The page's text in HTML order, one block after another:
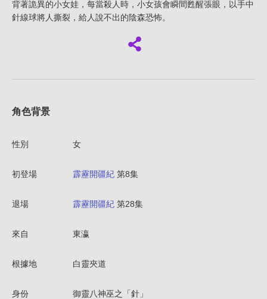
背著詭異的小女娃，每當殺人時，小女孩會瞬間甦醒張眼，以手中
針線球將人撕裂，給人說不出的陰森恐怖。
角色背景
性別 女
初登場 霹靂開疆紀 第8集
退場 霹靂開疆紀 第28集
來自 東瀛
根據地 白靈夾道
身份 御靈八神巫之「針」